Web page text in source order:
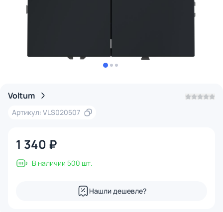
Voltum
Артикул: VLS020507
1 340 ₽
В наличии 500 шт.
Нашли дешевле?